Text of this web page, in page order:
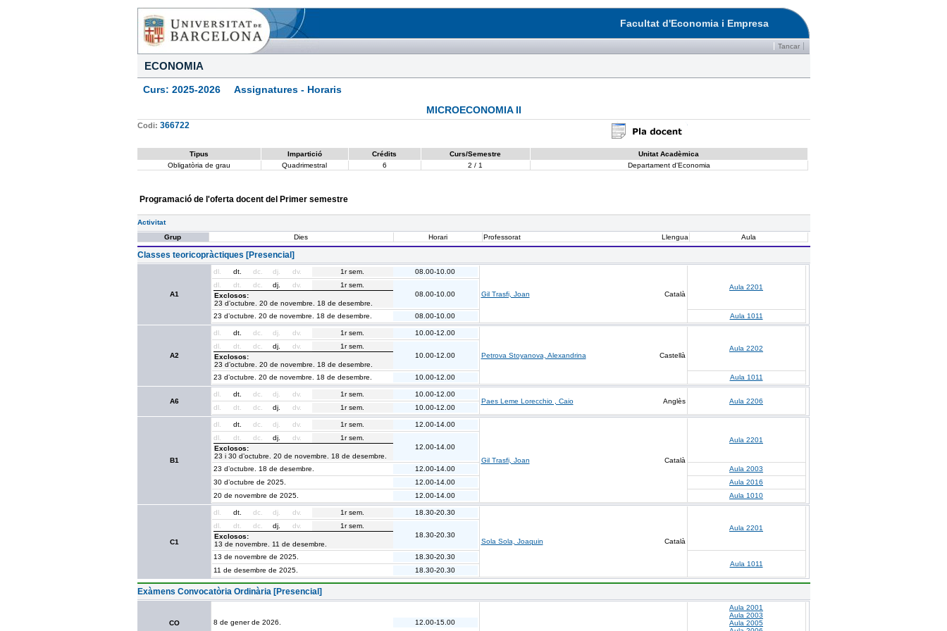
Facultat d'Economia i Empresa
Tancar
ECONOMIA
Curs: 2025-2026 Assignatures - Horaris
MICROECONOMIA II
Codi: 366722
Tipus Impartició Crédits Curs/Semestre
Unitat Acadèmica
Obligatòria de grau
Quadrimestral 6 2 / 1 Departament d'Economia
Programació de l'oferta docent del Primer semestre
Activitat
Grup
Dies Horari Professorat Llengua Aula
Classes teoricopràctiques [Presencial]
A1
dl. dt. dc. dj. dv. 1r sem. 08.00-10.00
Gil Trasfi, Joan Català
Aula 2201
dl. dt. dc. dj. dv.
1r sem.
Exclosos:
23 d’octubre. 20 de novembre. 18 de desembre.
08.00-10.00
23 d’octubre. 20 de novembre. 18 de desembre. 08.00-10.00 Aula 1011
A2
dl. dt. dc. dj. dv. 1r sem. 10.00-12.00
Petrova Stoyanova, Alexandrina Castellà
Aula 2202
dl. dt. dc. dj. dv.
1r sem.
Exclosos:
23 d’octubre. 20 de novembre. 18 de desembre.
10.00-12.00
23 d’octubre. 20 de novembre. 18 de desembre. 10.00-12.00 Aula 1011
A6
dl. dt. dc. dj. dv. 1r sem.
10.00-12.00
Paes Leme Lorecchio , Caio
Anglès
Aula 2206
dl.
dt. dc. dj. dv. 1r sem. 10.00-12.00
B1
dl. dt. dc. dj. dv. 1r sem. 12.00-14.00
Gil Trasfi, Joan Català
Aula 2201
dl. dt. dc. dj. dv.
1r sem.
Exclosos:
23 i 30 d’octubre. 20 de novembre. 18 de desembre.
12.00-14.00
23 d’octubre. 18 de desembre. 12.00-14.00
Aula 2003
30 d’octubre de 2025.
12.00-14.00
Aula 2016
20 de novembre de 2025.
12.00-14.00 Aula 1010
C1
dl. dt. dc. dj. dv. 1r sem. 18.30-20.30
Sola Sola, Joaquin Català
Aula 2201
dl. dt. dc. dj. dv.
1r sem.
Exclosos:
13 de novembre. 11 de desembre.
18.30-20.30
13 de novembre de 2025.
18.30-20.30
Aula 1011
11 de desembre de 2025.
18.30-20.30
Exàmens Convocatòria Ordinària [Presencial]
CO 8 de gener de 2026. 12.00-15.00
Aula 2001
Aula 2003
Aula 2005